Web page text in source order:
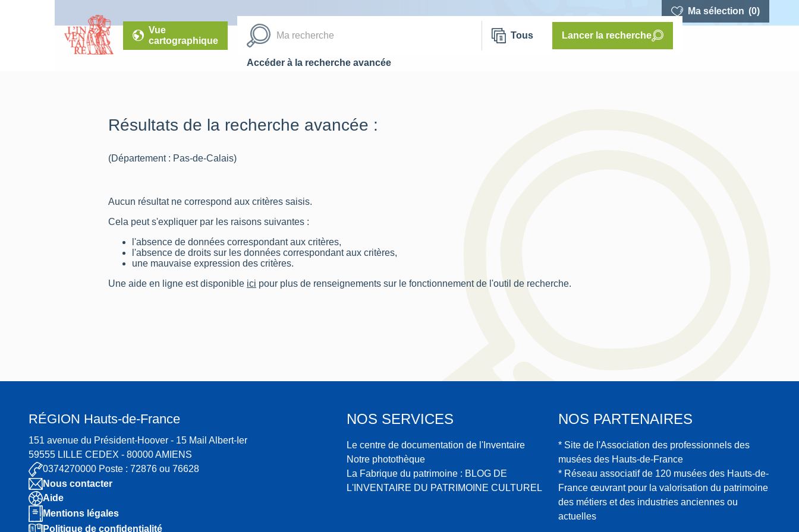
Ma sélection (0)
Vue
cartographique
Tous Lancer la recherche
Accéder à la recherche avancée
Résultats de la recherche avancée :
(Département : Pas-de-Calais)
Aucun résultat ne correspond aux critères saisis.
Cela peut s'expliquer par les raisons suivantes :
l'absence de données correspondant aux critères,
l'absence de droits sur les données correspondant aux critères,
une mauvaise expression des critères.
Une aide en ligne est disponible ici pour plus de renseignements sur le fonctionnement de l'outil de recherche.
RÉGION Hauts-de-France
151 avenue du Président-Hoover - 15 Mail Albert-Ier
59555 LILLE CEDEX - 80000 AMIENS
0374270000 Poste : 72876 ou 76628
Nous contacter
Aide
Mentions légales
Politique de confidentialité
NOS SERVICES
Le centre de documentation de l'Inventaire
Notre photothèque
La Fabrique du patrimoine : BLOG DE
L'INVENTAIRE DU PATRIMOINE CULTUREL
NOS PARTENAIRES
* Site de l'Association des professionnels des
musées des Hauts-de-France
* Réseau associatif de 120 musées des Hauts-de-
France œuvrant pour la valorisation du patrimoine
des métiers et des industries anciennes ou
actuelles